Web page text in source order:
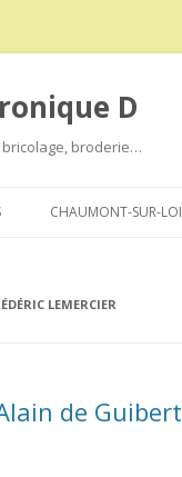
D
bricolage, broderie…
CHAUMONT-SUR-
LEMERCIER
de